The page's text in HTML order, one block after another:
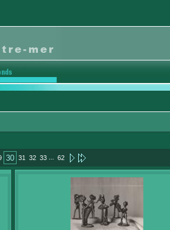
30 31 32 33 ... 62